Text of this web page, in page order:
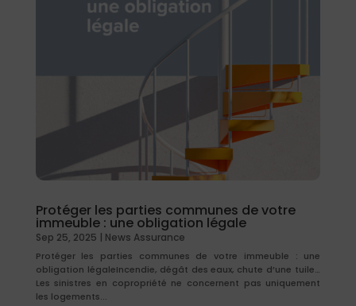
Protéger les parties communes de votre
immeuble : une obligation légale
Sep 25, 2025 | News Assurance
Protéger les parties communes de votre immeuble : une
obligation légaleIncendie, dégât des eaux, chute d’une tuile…
Les sinistres en copropriété ne concernent pas uniquement
les logements...